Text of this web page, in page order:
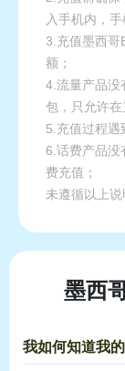
入手机内，
3.充值墨西哥
额；
4.流量产品没
包，只允许在
5.充值过程遇
6.话费产品没
费充值；
未遵循以上说
墨西
我如何知道我